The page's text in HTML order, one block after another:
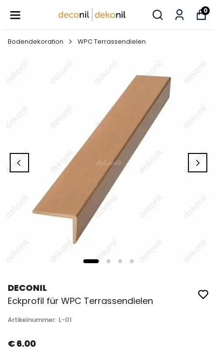
0
Bodendekoration WPC Terrassendielen
DECONIL
Eckprofil für WPC Terrassendielen
Artikelnummer: L-01
€ 6.00